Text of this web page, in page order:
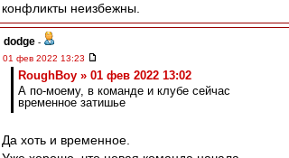
конфликты неизбежны.
dodge -
01 фев 2022 13:23
RoughBoy » 01 фев 2022 13:02
А по-моему, в команде и клубе сейчас
временное затишье
Да хоть и временное.